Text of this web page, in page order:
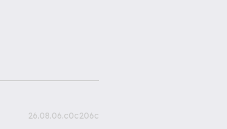
26.08.06.c0c206c